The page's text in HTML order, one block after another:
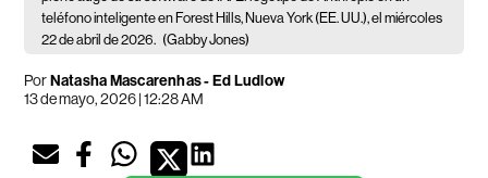
teléfono inteligente en Forest Hills, Nueva York (EE. UU.), el miércoles
22 de abril de 2026. (Gabby Jones)
PorNatasha Mascarenhas - Ed Ludlow
13 de mayo, 2026 | 12:28 AM